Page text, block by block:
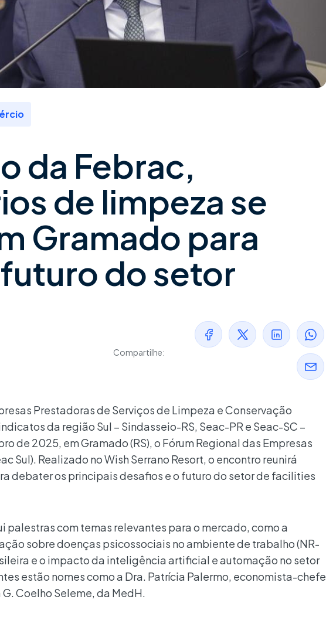
da Febrac,
de limpeza se
Gramado para
do setor
Compartilhe:
Prestadoras de Serviços de Limpeza e Conservação
da região Sul – Sindasseio-RS, Seac-PR e Seac-SC –
de 2025, em Gramado (RS), o Fórum Regional das Empresas
Sul). Realizado no Wish Serrano Resort, o encontro reunirá
debater os principais desafios e o futuro do setor de facilities
palestras com temas relevantes para o mercado, como a
sobre doenças psicossociais no ambiente de trabalho (NR-
e o impacto da inteligência artificial e automação no setor
estão nomes como a Dra. Patrícia Palermo, economista-chefe
Coelho Seleme, da MedH.